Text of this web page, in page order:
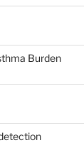
Burden